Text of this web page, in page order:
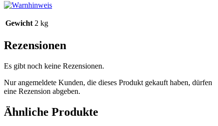
Gewicht 2 kg
Rezensionen
Es gibt noch keine Rezensionen.
Nur angemeldete Kunden, die dieses Produkt gekauft haben, dürfen
eine Rezension abgeben.
Ähnliche Produkte